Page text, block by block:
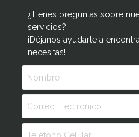
¿Tienes preguntas sobre
servicios?
¡Déjanos ayudarte a
necesitas!